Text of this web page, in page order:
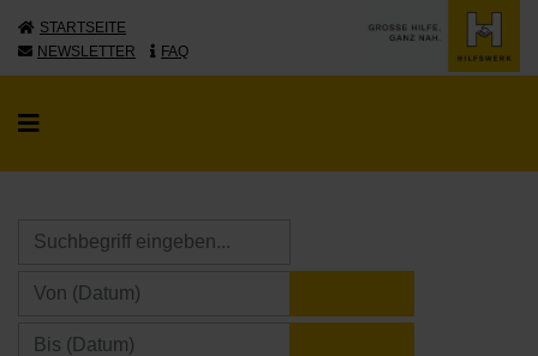
STARTSEITE
NEWSLETTER
FAQ